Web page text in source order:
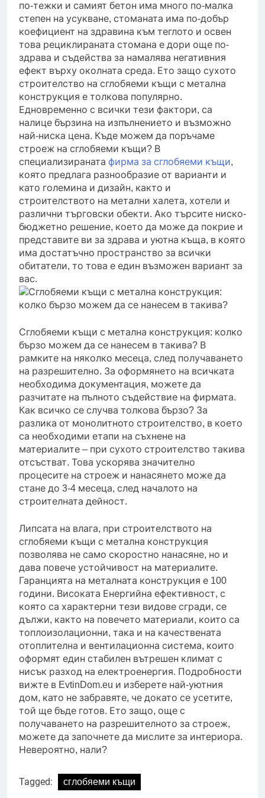
по-тежки и самият бетон има много по-малка
степен на усукване, стоманата има по-добър
коефициент на здравина към теглото и освен
това рециклираната стомана е дори още по-
здрава и съдейства за намалява негативния
ефект върху околната среда. Ето защо сухото
строителство на сглобяеми къщи с метална
конструкция е толкова популярно.
Едновременно с всички тези фактори, са
налице бързина на изпълнението и възможно
най-ниска цена. Къде можем да поръчаме
строеж на сглобяеми къщи? В
специализираната фирма за сглобяеми къщи,
която предлага разнообразие от варианти и
като големина и дизайн, както и
строителството на метални халета, хотели и
различни търговски обекти. Ако търсите ниско-
бюджетно решение, което да може да покрие и
представите ви за здрава и уютна къща, в която
има достатъчно пространство за всички
обитатели, то това е един възможен вариант за
вас.
Сглобяеми къщи с метална конструкция: колко
бързо можем да се нанесем в такива? В
рамките на няколко месеца, след получаването
на разрешително. За оформянето на всичката
необходима документация, можете да
разчитате на пълното съдействие на фирмата.
Как всичко се случва толкова бързо? За
разлика от монолитното строителство, в което
са необходими етапи на съхнене на
материалите – при сухото строителство такива
отсъстват. Това ускорява значително
процесите на строеж и нанасянето може да
стане до 3-4 месеца, след началото на
строителната дейност.
Липсата на влага, при строителството на
сглобяеми къщи с метална конструкция
позволява не само скоростно нанасяне, но и
дава повече устойчивост на материалите.
Гаранцията на металната конструкция е 100
години. Високата Енергийна ефективност, с
която са характерни тези видове сгради, се
дължи, както на повечето материали, които са
топлоизолационни, така и на качествената
отоплителна и вентилационна система, които
оформят един стабилен вътрешен климат с
нисък разход на електроенергия. Подробности
вижте в EvtinDom.eu и изберете най-уютния
дом, като не забравяте, че докато се усетите,
той ще бъде готов. Ето защо, още с
получаването на разрешителното за строеж,
можете да започнете да мислите за интериора.
Невероятно, нали?
Tagged: сглобяеми къщи